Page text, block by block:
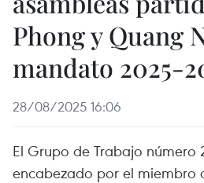
Phong y Quang
mandato 2025-
28/08/2025 16:06
El Grupo de Trabajo número
encabezado por el miembro